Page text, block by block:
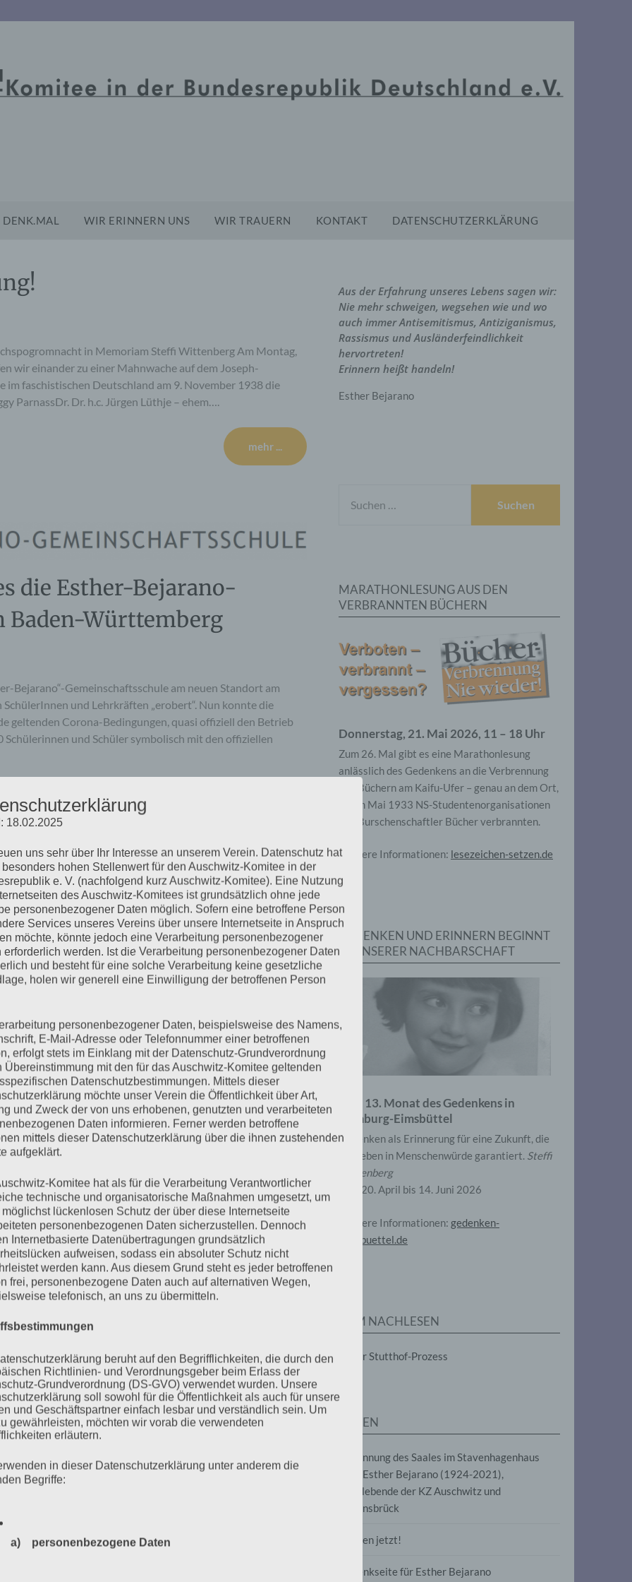
DENK.MAL WIR ERINNERN UNS WIR TRAUERN KONTAKT DATENSCHUTZERKLÄRUNG
in Memoriam Steffi Wittenberg Am Montag,
wir einander zu einer Mahnwache auf dem Joseph-
faschistischen Deutschland am 9. November 1938 die
ParnassDr. Dr. h.c. Jürgen Lüthje – ehem….
mehr ...
die Esther-Bejarano-
Baden-Württemberg
Bejarano“-Gemeinschaftsschule am neuen Standort am
und Lehrkräften „erobert“. Nun konnte die
geltenden Corona-Bedingungen, quasi offiziell den Betrieb
und Schüler symbolisch mit den offiziellen
Sonderkommandos von
sich die wichtigste Widerstands-Aktion der Auschwitzer
wagten einen Aufstand gegen die übermächtige SS. Eines
SS-Männer wurden getötet, einige weitere verletzt. 76
wir diesem denk-würdigen Ereignis…
mehr ...
mit Sandra
und eine der letzten Holocaust-Überlebenden in
deportiert und überlebte das Lager nur, weil sie im sog.
die 95-jährige Zeitzeugin unermüdlich gegen Rassismus
Antisemitismus nichts entgegen zu setzen. (Diese Episode
mehr ...
kämpfen
Aus der Erfahrung unseres Lebens sagen wir:
Nie mehr schweigen, wegsehen wie und wo
auch immer Antisemitismus, Antiziganismus,
Rassismus und Ausländerfeindlichkeit
hervortreten!
Erinnern heißt handeln!
Esther Bejarano
NACH:
MARATHONLESUNG AUS DEN
VERBRANNTEN BÜCHERN
Donnerstag, 21. Mai 2026, 11 – 18 Uhr
Zum 26. Mal gibt es eine Marathonlesung
anlässlich des Gedenkens an die Verbrennung
von Büchern am Kaifu-Ufer – genau an dem Ort,
wo im Mai 1933 NS-Studentenorganisationen
und Burschenschaftler Bücher verbrannten.
Weitere Informationen: lesezeichen-setzen.de
GEDENKEN UND ERINNERN BEGINNT
IN UNSERER NACHBARSCHAFT
Zum 13. Monat des Gedenkens in
Hamburg-Eimsbüttel
Gedenken als Erinnerung für eine Zukunft, die
ein Leben in Menschenwürde garantiert. Steffi
Wittenberg
Vom 20. April bis 14. Juni 2026
Weitere Informationen: gedenken-
eimsbuettel.de
ZUM NACHLESEN
Der Stutthof-Prozess
SEITEN
Benennung des Saales im Stavenhagenhaus
nach Esther Bejarano (1924-2021),
Überlebende der KZ Auschwitz und
Ravensbrück
Frieden jetzt!
Gedenkseite für Esther Bejarano
18.02.2025
uns sehr über Ihr Interesse an unserem Verein. Datenschutz hat
hohen Stellenwert für den Auschwitz-Komitee in der
e. V. (nachfolgend kurz Auschwitz-Komitee). Eine Nutzung
des Auschwitz-Komitees ist grundsätzlich ohne jede
personenbezogener Daten möglich. Sofern eine betroffene Person
Services unseres Vereins über unsere Internetseite in Anspruch
möchte, könnte jedoch eine Verarbeitung personenbezogener
erforderlich werden. Ist die Verarbeitung personenbezogener Daten
und besteht für eine solche Verarbeitung keine gesetzliche
holen wir generell eine Einwilligung der betroffenen Person
personenbezogener Daten, beispielsweise des Namens,
E-Mail-Adresse oder Telefonnummer einer betroffenen
erfolgt stets im Einklang mit der Datenschutz-Grundverordnung
Übereinstimmung mit den für das Auschwitz-Komitee geltenden
Datenschutzbestimmungen. Mittels dieser
möchte unser Verein die Öffentlichkeit über Art,
und Zweck der von uns erhobenen, genutzten und verarbeiteten
Daten informieren. Ferner werden betroffene
mittels dieser Datenschutzerklärung über die ihnen zustehenden
aufgeklärt.
Komitee hat als für die Verarbeitung Verantwortlicher
technische und organisatorische Maßnahmen umgesetzt, um
lückenlosen Schutz der über diese Internetseite
personenbezogenen Daten sicherzustellen. Dennoch
Internetbasierte Datenübertragungen grundsätzlich
aufweisen, sodass ein absoluter Schutz nicht
werden kann. Aus diesem Grund steht es jeder betroffenen
frei, personenbezogene Daten auch auf alternativen Wegen,
telefonisch, an uns zu übermitteln.
beruht auf den Begrifflichkeiten, die durch den
Richtlinien- und Verordnungsgeber beim Erlass der
Grundverordnung (DS-GVO) verwendet wurden. Unsere
soll sowohl für die Öffentlichkeit als auch für unsere
und Geschäftspartner einfach lesbar und verständlich sein. Um
gewährleisten, möchten wir vorab die verwendeten
erläutern.
in dieser Datenschutzerklärung unter anderem die
Begriffe:
a) personenbezogene Daten